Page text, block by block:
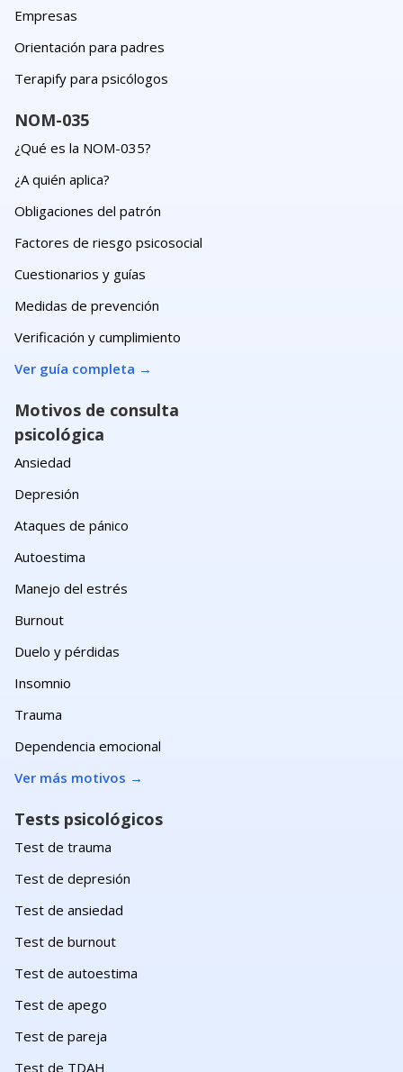
Empresas
Orientación para padres
Terapify para psicólogos
NOM-035
¿Qué es la NOM-035?
¿A quién aplica?
Obligaciones del patrón
Factores de riesgo psicosocial
Cuestionarios y guías
Medidas de prevención
Verificación y cumplimiento
Ver guía completa →
Motivos de consulta
psicológica
Ansiedad
Depresión
Ataques de pánico
Autoestima
Manejo del estrés
Burnout
Duelo y pérdidas
Insomnio
Trauma
Dependencia emocional
Ver más motivos →
Tests psicológicos
Test de trauma
Test de depresión
Test de ansiedad
Test de burnout
Test de autoestima
Test de apego
Test de pareja
Test de TDAH